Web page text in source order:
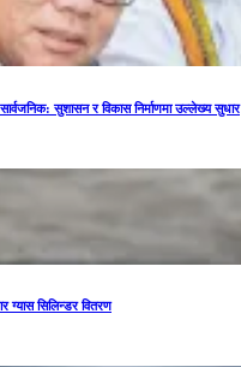
सुशासन र विकास निर्माणमा उल्लेख्य सुधार
ग्यास सिलिन्डर वितरण